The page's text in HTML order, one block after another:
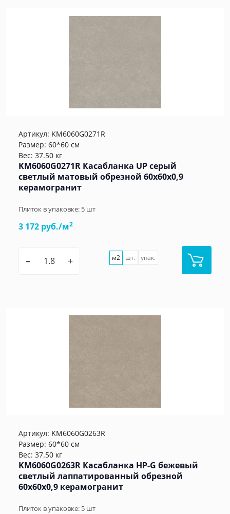
Артикул: KM6060G0271R
Размер: 60*60 см
Вес: 37.50 кг
KM6060G0271R Касабланка UP серый
светлый матовый обрезной 60x60x0,9
керамогранит
Плиток в упаковке: 5 шт
3 172 руб./м2
– + м2 шт. упак.
Артикул: KM6060G0263R
Размер: 60*60 см
Вес: 37.50 кг
KM6060G0263R Касабланка HP-G бежевый
светлый лаппатированный обрезной
60x60x0,9 керамогранит
Плиток в упаковке: 5 шт